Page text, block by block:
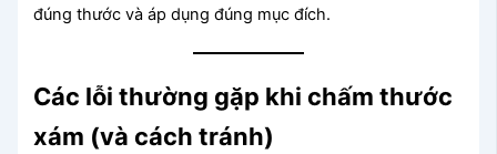
đúng thước và áp dụng đúng mục đích.
Các lỗi thường gặp khi chấm thước
xám (và cách tránh)